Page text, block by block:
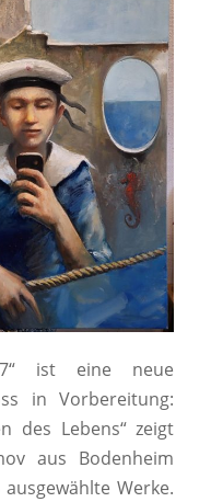
ist eine neue
in Vorbereitung:
des Lebens“ zeigt
aus Bodenheim
Werke.